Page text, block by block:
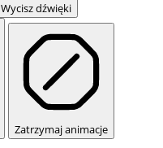
Wycisz dźwięki
Zatrzymaj animacje